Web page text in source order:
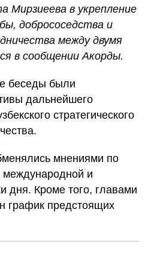
Мирзиеева в укрепление
добрососедства и
между двумя
в сообщении Акорды.
беседы были
дальнейшего
стратегического
мнениями по
международной и
дня. Кроме того, главами
график предстоящих